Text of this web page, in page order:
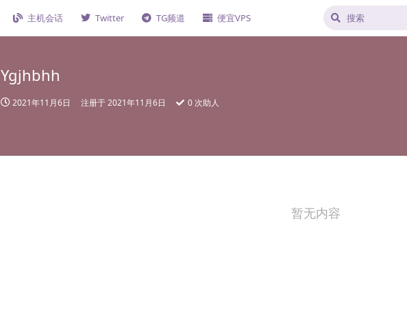
主机会话 Twitter TG频道 便宜VPS
Ygjhbhh
2021年11月6日 注册于2021年11月6日 0 次助人
暂无内容